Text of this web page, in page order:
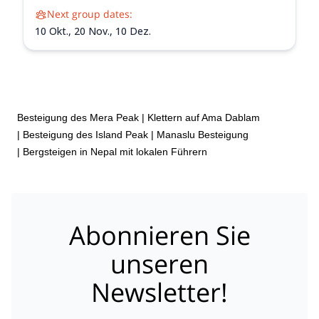
Next group dates:
10 Okt., 20 Nov., 10 Dez.
Besteigung des Mera Peak | Klettern auf Ama Dablam
| Besteigung des Island Peak | Manaslu Besteigung
| Bergsteigen in Nepal mit lokalen Führern
Abonnieren Sie
unseren
Newsletter!